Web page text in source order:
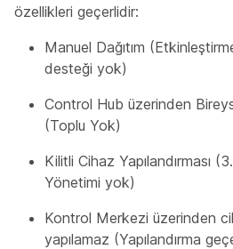
özellikleri geçerlidir:
Manuel Dağıtım
desteği yok)
Control Hub üzerinden
(Toplu Yok)
Kilitli Cihaz Yapılandırması
Yönetimi yok)
Kontrol Merkezi üzerinden
yapılamaz (Yapılandırma